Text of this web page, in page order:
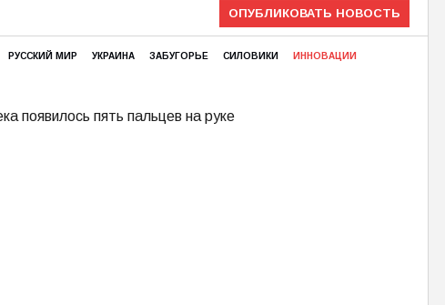
ОПУБЛИКОВАТЬ НОВОСТЬ
РУССКИЙ МИР УКРАИНА ЗАБУГОРЬЕ СИЛОВИКИ ИННОВАЦИИ